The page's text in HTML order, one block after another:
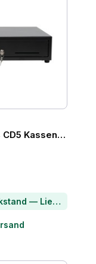
Artikel im Rückstand — Lieferzeit per Chat erfragen